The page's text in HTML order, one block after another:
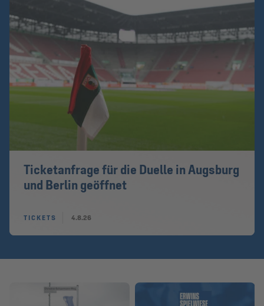
Ticketanfrage für die Duelle in Augsburg
und Berlin geöffnet
TICKETS 4.8.26